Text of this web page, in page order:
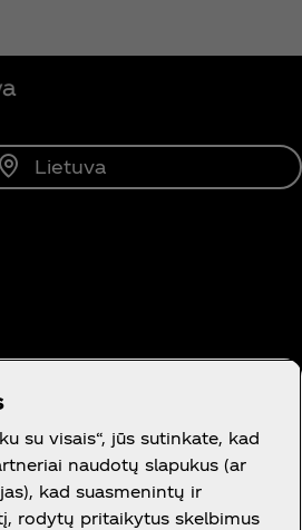
Lietuva
su visais“, jūs sutinkate, kad
naudotų slapukus (ar
kad suasmenintų ir
rodytų pritaikytus skelbimus